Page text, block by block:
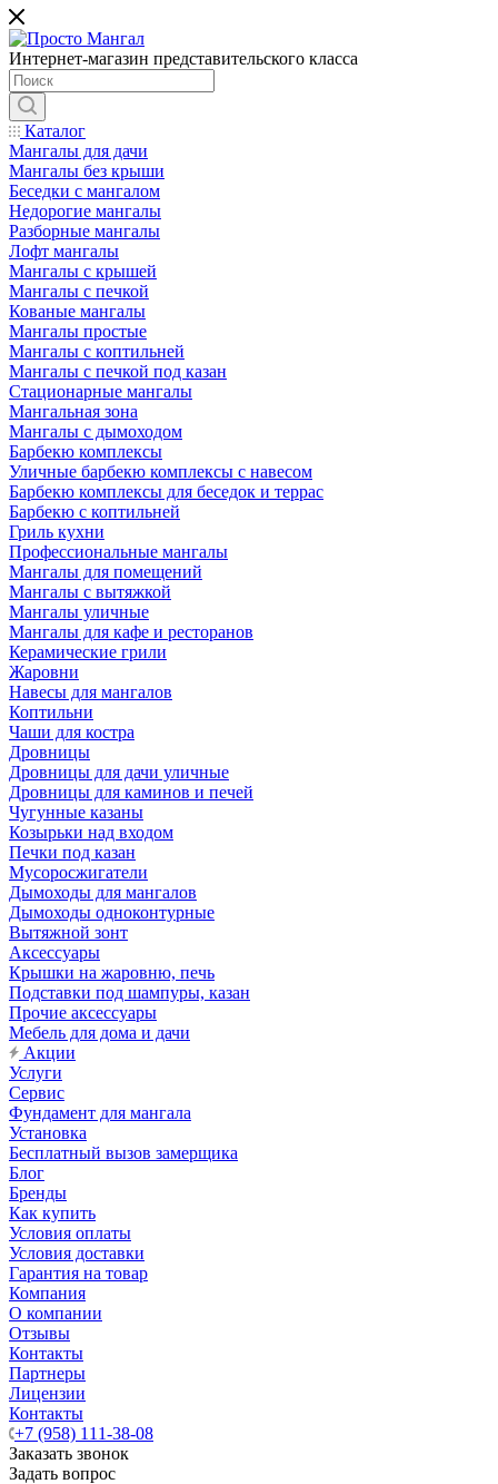
Интернет-магазин представительского класса
Каталог
Мангалы для дачи
Мангалы без крыши
Беседки с мангалом
Недорогие мангалы
Разборные мангалы
Лофт мангалы
Мангалы с крышей
Мангалы с печкой
Кованые мангалы
Мангалы простые
Мангалы с коптильней
Мангалы с печкой под казан
Стационарные мангалы
Мангальная зона
Мангалы с дымоходом
Барбекю комплексы
Уличные барбекю комплексы с навесом
Барбекю комплексы для беседок и террас
Барбекю с коптильней
Гриль кухни
Профессиональные мангалы
Мангалы для помещений
Мангалы с вытяжкой
Мангалы уличные
Мангалы для кафе и ресторанов
Керамические грили
Жаровни
Навесы для мангалов
Коптильни
Чаши для костра
Дровницы
Дровницы для дачи уличные
Дровницы для каминов и печей
Чугунные казаны
Козырьки над входом
Печки под казан
Мусоросжигатели
Дымоходы для мангалов
Дымоходы одноконтурные
Вытяжной зонт
Аксессуары
Крышки на жаровню, печь
Подставки под шампуры, казан
Прочие аксессуары
Мебель для дома и дачи
Акции
Услуги
Сервис
Фундамент для мангала
Установка
Бесплатный вызов замерщика
Блог
Бренды
Как купить
Условия оплаты
Условия доставки
Гарантия на товар
Компания
О компании
Отзывы
Контакты
Партнеры
Лицензии
Контакты
+7 (958) 111-38-08
Заказать звонок
Задать вопрос